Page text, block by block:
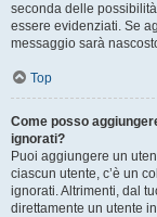
seconda delle
essere evidenziati. Se
messaggio sarà
Top
Come posso
ignorati?
Puoi aggiungere un
ciascun utente, c’è un
ignorati. Altrimenti, dal
direttamente un utente